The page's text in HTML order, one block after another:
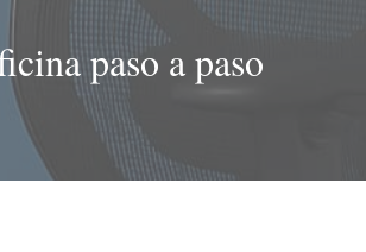
paso a paso